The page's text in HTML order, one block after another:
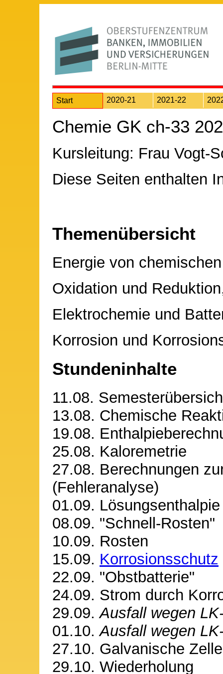
Start 2020-21 2021-22
Chemie GK ch-33
Kursleitung: Frau Vogt-
Diese Seiten enthalten
Themenübersicht
Energie von
Oxidation und
Elektrochemie und
Korrosion und
Stundeninhalte
11.08.
13.08. Chemische
19.08.
25.08. Kaloremetrie
27.08. Berechnungen
(Fehleranalyse)
01.09. Lösungsenthalpie
08.09. "Schnell-Rosten"
10.09. Rosten
15.09. Korrosionsschutz
22.09. "Obstbatterie"
24.09. Strom durch
29.09.Ausfall wegen
01.10.Ausfall wegen
27.10. Galvanische Zelle
29.10. Wiederholung